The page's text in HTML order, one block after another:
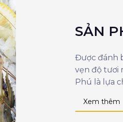
SẢN
Được đánh
vẹn độ tươi
Phú là lựa
Xem thêm